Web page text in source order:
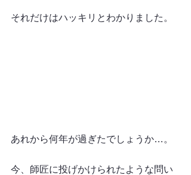
それだけはハッキリとわかりました。
あれから何年が過ぎたでしょうか…。
今、師匠に投げかけられたような問い